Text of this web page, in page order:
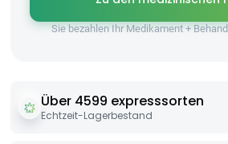
Sie bezahlen Ihr Medikament +
Über 4599 expresssorten
Echtzeit-Lagerbestand